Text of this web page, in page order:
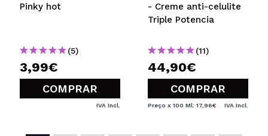
Pinky hot
(5)
3,99€
COMPRAR
IVA Incl.
- Creme anti-celulite
Triple Potencia
(11)
44,90€
COMPRAR
Preço x 100 Ml: 17,96€ IVA Incl.